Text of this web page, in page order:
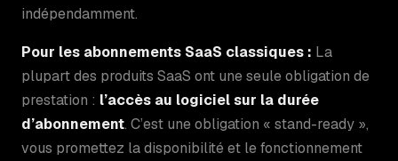
indépendamment.
Pour les abonnements SaaS classiques : La
plupart des produits SaaS ont une seule obligation de
prestation : l’accès au logiciel sur la durée
d’abonnement. C’est une obligation « stand-ready »,
vous promettez la disponibilité et le fonctionnement